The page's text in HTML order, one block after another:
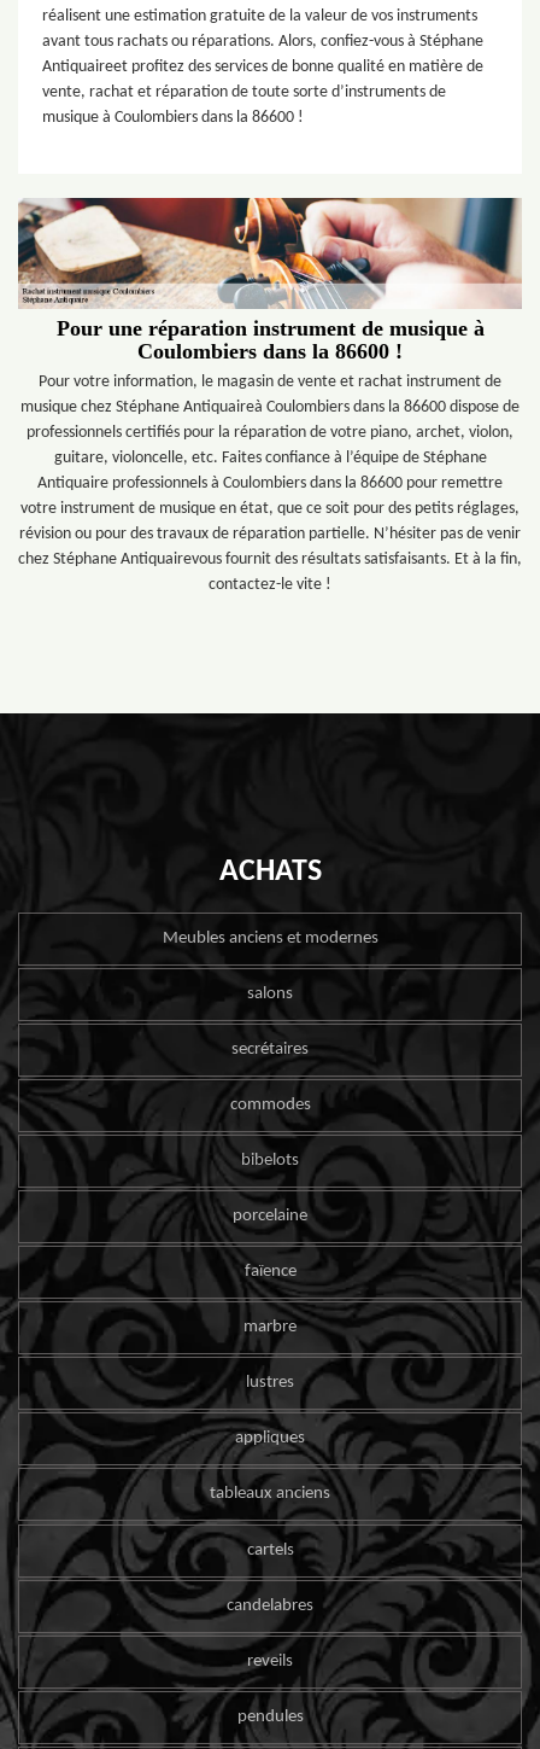
réalisent une estimation gratuite de la valeur de vos instruments
avant tous rachats ou réparations. Alors, confiez-vous à Stéphane
Antiquaireet profitez des services de bonne qualité en matière de
vente, rachat et réparation de toute sorte d’instruments de
musique à Coulombiers dans la 86600 !
Pour une réparation instrument de musique à
Coulombiers dans la 86600 !
Pour votre information, le magasin de vente et rachat instrument de
musique chez Stéphane Antiquaireà Coulombiers dans la 86600 dispose de
professionnels certifiés pour la réparation de votre piano, archet, violon,
guitare, violoncelle, etc. Faites confiance à l’équipe de Stéphane
Antiquaire professionnels à Coulombiers dans la 86600 pour remettre
votre instrument de musique en état, que ce soit pour des petits réglages,
révision ou pour des travaux de réparation partielle. N’hésiter pas de venir
chez Stéphane Antiquairevous fournit des résultats satisfaisants. Et à la fin,
contactez-le vite !
ACHATS
Meubles anciens et modernes
salons
secrétaires
commodes
bibelots
porcelaine
faïence
marbre
lustres
appliques
tableaux anciens
cartels
candelabres
reveils
pendules